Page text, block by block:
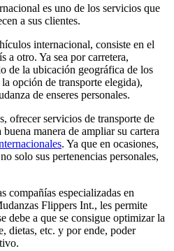
es uno de los servicios que
a sus clientes.
internacional, consiste en el
a otro. Ya sea por carretera,
de la ubicación geográfica de los
opción de transporte elegida),
de enseres personales.
ofrecer servicios de transporte de
manera de ampliar su cartera
. Ya que en ocasiones,
solo sus pertenencias personales,
compañías especializadas en
Flippers Int., les permite
debe a que se consigue optimizar la
dietas, etc. y por ende, poder